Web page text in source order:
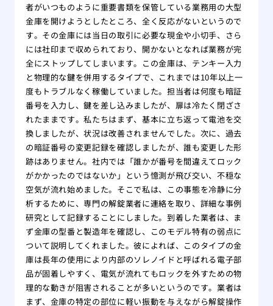
者がいつものように重要書類を保管している業務用の大型
金庫を開けようとしたところ、全く反応がないというので
す。その金庫には当日の取引に必要な現金や小切手、さら
には社印まで収められており、開かないとなれば業務が完
全にストップしてしまいます。この金庫は、テンキー入力
と物理的な鍵を併用するタイプで、これまでは10年以上一
度もトラブルなく稼働していました。担当者は何度も暗証
番号を入力し、鍵を差し込みましたが、扉は冷たく閉ざさ
れたままです。私たちはまず、基本に立ち返って電池を交
換しましたが、状況は改善されませんでした。次に、過去
の暗証番号の変更記録を確認しましたが、誰も変更した形
跡はありません。社内では「誰かが番号を間違えてロック
がかかったのではないか」という憶測が飛び交い、不穏な
空気が流れ始めました。そこで私は、この事態を冷静に分
析するために、専門の解錠業者に連絡を取り、詳細な事例
研究として記録することにしました。到着した業者は、ま
ず金庫の型番と製造年を確認し、このモデル特有の弱点に
ついて説明してくれました。彼によれば、このタイプの金
庫は長年の使用により内部のソレノイドと呼ばれる電子部
品が固着しやすく、電気が流れてもロックを外すための物
理的な動きが阻害されることが多いというのです。業者は
まず、金庫の特定の部位に軽い振動を与えながら解錠操作